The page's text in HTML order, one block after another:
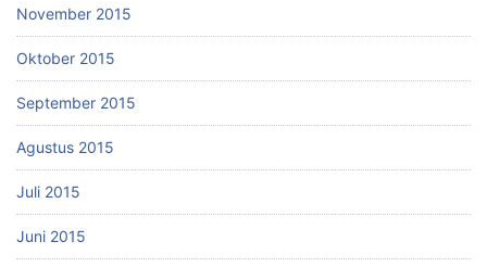
November 2015
Oktober 2015
September 2015
Agustus 2015
Juli 2015
Juni 2015